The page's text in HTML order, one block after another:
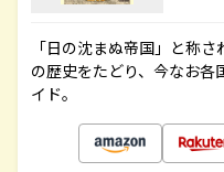
「日の沈まぬ帝国」と称
の歴史をたどり、今なお
イド。